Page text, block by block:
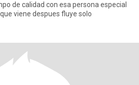
de calidad con esa persona especial
es mi mejor lenguaje y lo que viene despues fluye solo